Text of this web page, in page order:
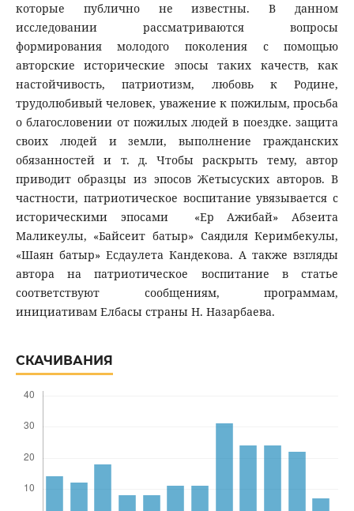
которые публично не известны. В данном
исследовании рассматриваются вопросы
формирования молодого поколения с помощью
авторские исторические эпосы таких качеств, как
настойчивость, патриотизм, любовь к Родине,
трудолюбивый человек, уважение к пожилым, просьба
о благословении от пожилых людей в поездке. защита
своих людей и земли, выполнение гражданских
обязанностей и т. д. Чтобы раскрыть тему, автор
приводит образцы из эпосов Жетысуских авторов. В
частности, патриотическое воспитание увязывается с
историческими эпосами «Ер Ажибай» Абзеита
Маликеулы, «Байсеит батыр» Саядиля Керимбекулы,
«Шаян батыр» Есдаулета Кандекова. А также взгляды
автора на патриотическое воспитание в статье
соответствуют сообщениям, программам,
инициативам Елбасы страны Н. Назарбаева.
СКАЧИВАНИЯ